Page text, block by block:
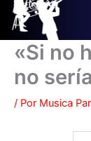
«Si no
no
/ Por Musica